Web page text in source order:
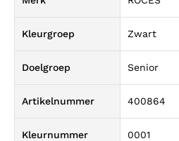
Kleurgroep Zwart
Doelgroep Senior
Artikelnummer 400864
Kleurnummer 0001